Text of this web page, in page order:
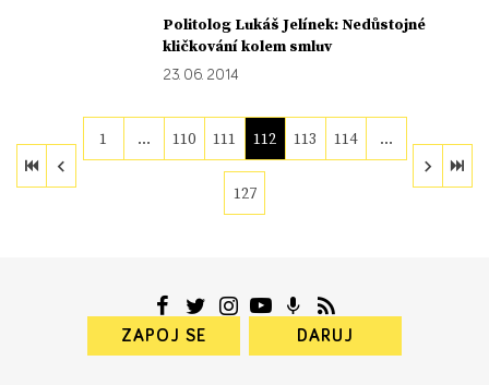
Politolog Lukáš Jelínek: Nedůstojné
kličkování kolem smluv
23. 06. 2014
1 … 110 111 112 113 114 …
127
ZAPOJ SE DARUJ